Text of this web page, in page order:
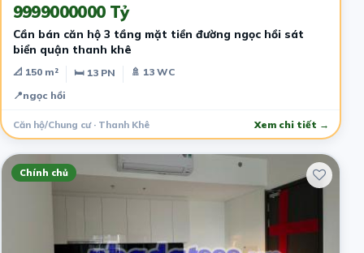
9999000000 Tỷ
Cần bán căn hộ 3 tầng mặt tiền đường ngọc hồi sát
biển quận thanh khê
📐 150 m² 🛏 13 PN
🚿 13 WC
📍ngọc hồi
Căn hộ/Chung cư · Thanh Khê Xem chi tiết →
Chính chủ